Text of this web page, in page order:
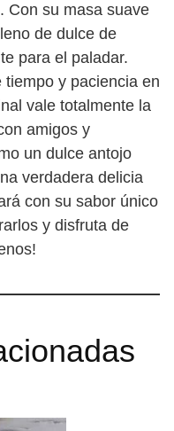
Con su masa suave
de dulce de
para el paladar.
y paciencia en
vale totalmente la
amigos y
un dulce antojo
verdadera delicia
con su sabor único
y disfruta de